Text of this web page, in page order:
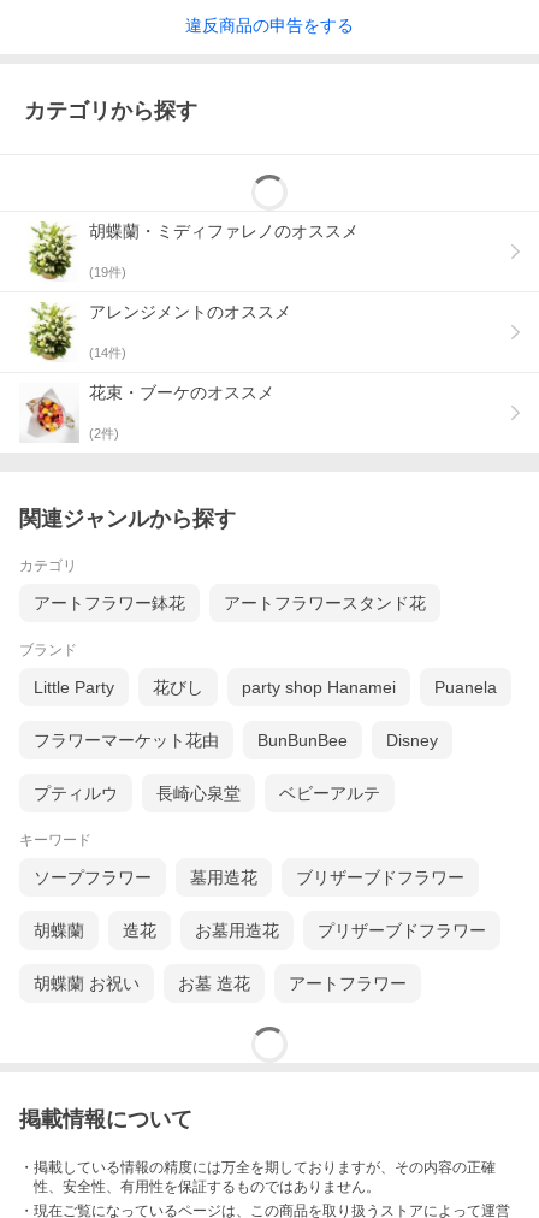
違反商品の申告をする
カテゴリから探す
胡蝶蘭・ミディファレノのオススメ
(19件)
アレンジメントのオススメ
(14件)
花束・ブーケのオススメ
(2件)
関連ジャンルから探す
カテゴリ
アートフラワー鉢花 アートフラワースタンド花
ブランド
Little Party 花びし party shop Hanamei Puanela
フラワーマーケット花由 BunBunBee Disney
プティルウ 長崎心泉堂 ベビーアルテ
キーワード
ソープフラワー 墓用造花 ブリザーブドフラワー
胡蝶蘭 造花 お墓用造花 プリザーブドフラワー
胡蝶蘭 お祝い お墓 造花 アートフラワー
掲載情報について
・掲載している情報の精度には万全を期しておりますが、その内容の正確
性、安全性、有用性を保証するものではありません。
・現在ご覧になっているページは、この商品を取り扱うストアによって運営